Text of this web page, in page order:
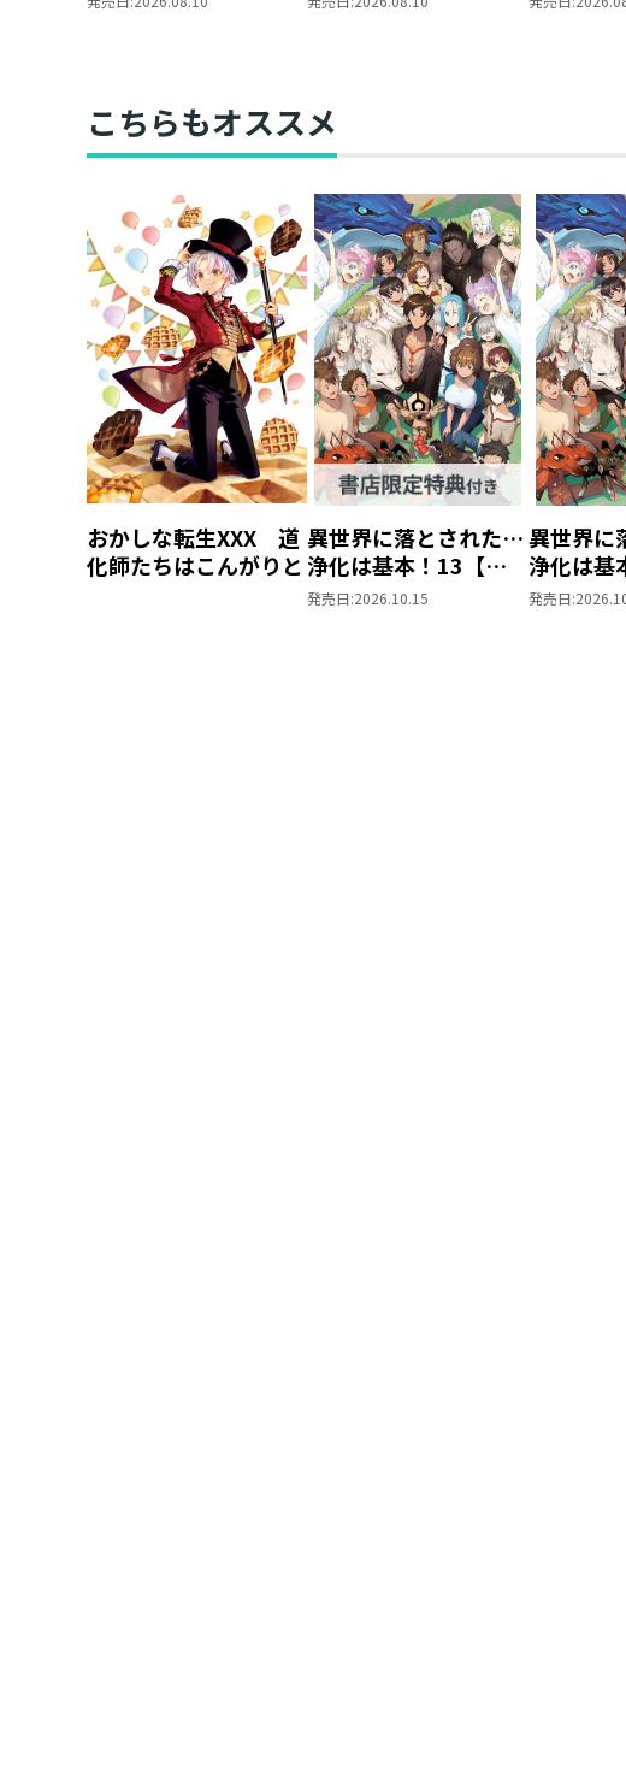
こちらもオススメ
おかしな転生XXX 道
化師たちはこんがりと
異世界に落とされた…
浄化は基本！13【ピ
ッコマ限定SS付き】
発売日:2026.10.15
異世界に
浄化は基
発売日: